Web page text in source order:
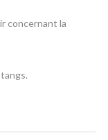
concernant la